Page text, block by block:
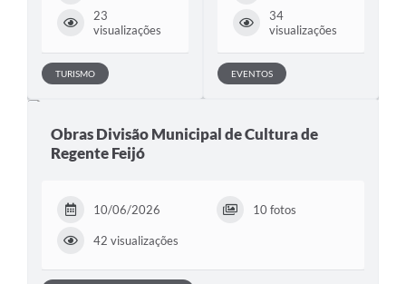
23
visualizações
TURISMO
34
visualizações
EVENTOS
Obras Divisão Municipal de Cultura de
Regente Feijó
10/06/2026 10 fotos
42 visualizações